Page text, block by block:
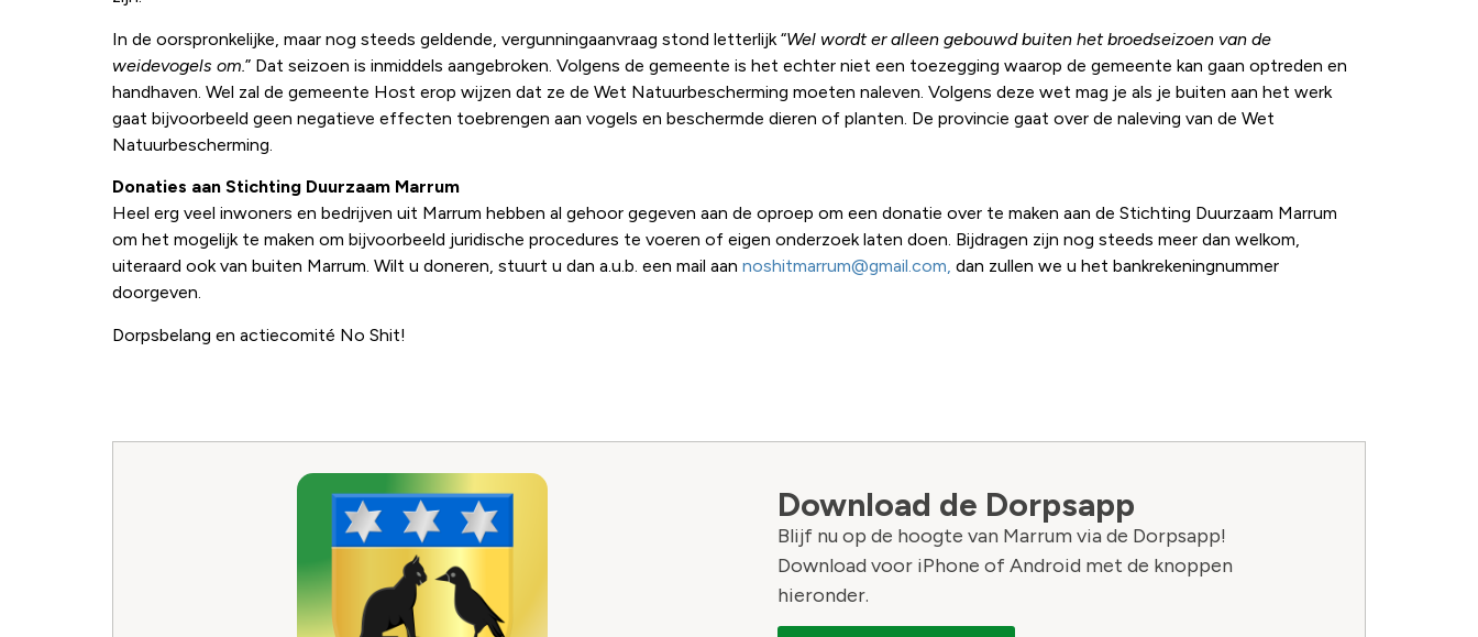
In de oorspronkelijke, maar nog steeds geldende, vergunningaanvraag stond letterlijk “Wel wordt er alleen gebouwd buiten het broedseizoen van de
weidevogels om.” Dat seizoen is inmiddels aangebroken. Volgens de gemeente is het echter niet een toezegging waarop de gemeente kan gaan optreden en
handhaven. Wel zal de gemeente Host erop wijzen dat ze de Wet Natuurbescherming moeten naleven. Volgens deze wet mag je als je buiten aan het werk
gaat bijvoorbeeld geen negatieve effecten toebrengen aan vogels en beschermde dieren of planten. De provincie gaat over de naleving van de Wet
Natuurbescherming.
Donaties aan Stichting Duurzaam Marrum
Heel erg veel inwoners en bedrijven uit Marrum hebben al gehoor gegeven aan de oproep om een donatie over te maken aan de Stichting Duurzaam Marrum
om het mogelijk te maken om bijvoorbeeld juridische procedures te voeren of eigen onderzoek laten doen. Bijdragen zijn nog steeds meer dan welkom,
uiteraard ook van buiten Marrum. Wilt u doneren, stuurt u dan a.u.b. een mail aan noshitmarrum@gmail.com, dan zullen we u het bankrekeningnummer
doorgeven.
Dorpsbelang en actiecomité No Shit!
Download de Dorpsapp
Blijf nu op de hoogte van Marrum via de Dorpsapp!
Download voor iPhone of Android met de knoppen
hieronder.